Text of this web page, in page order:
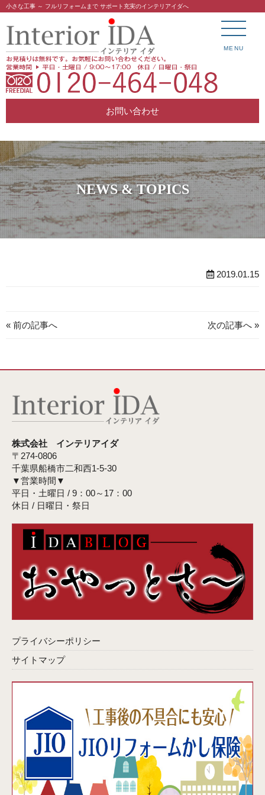
小さな工事 ～ フルリフォームまで サポート充実のインテリアイダへ
お問い合わせ
MENU
NEWS & TOPICS
2019.01.15
« 前の記事へ 次の記事へ »
株式会社 インテリアイダ
〒274-0806
千葉県船橋市二和西1-5-30
▼営業時間▼
平日・土曜日 / 9：00～17：00
休日 / 日曜日・祭日
プライバシーポリシー
サイトマップ